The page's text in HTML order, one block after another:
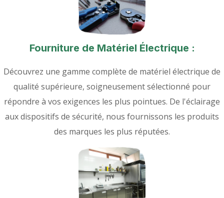
Fourniture de Matériel Électrique :
Découvrez une gamme complète de matériel électrique de
qualité supérieure, soigneusement sélectionné pour
répondre à vos exigences les plus pointues. De l'éclairage
aux dispositifs de sécurité, nous fournissons les produits
des marques les plus réputées.